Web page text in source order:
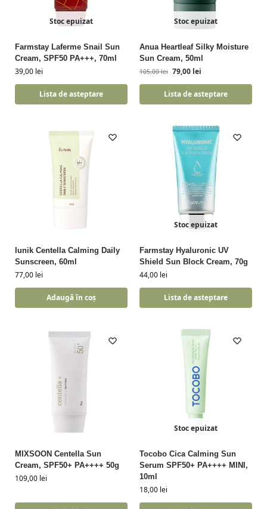
Stoc epuizat
Farmstay Laferme Snail Sun
Cream, SPF50 PA+++, 70ml
39,00 lei
Lista de asteptare
Stoc epuizat
Anua Heartleaf Silky Moisture
Sun Cream, 50ml
105,00lei 79,00 lei
Lista de asteptare
Iunik Centella Calming Daily
Sunscreen, 60ml
77,00 lei
Adaugă în coș
Stoc epuizat
Farmstay Hyaluronic UV
Shield Sun Block Cream, 70g
44,00 lei
Lista de asteptare
MIXSOON Centella Sun
Cream, SPF50+ PA++++ 50g
109,00 lei
Stoc epuizat
Tocobo Cica Calming Sun
Serum SPF50+ PA++++ MINI,
10ml
18,00 lei